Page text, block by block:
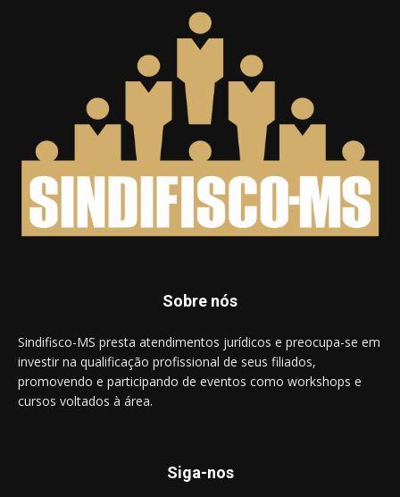
Sobre nós
Sindifisco-MS presta atendimentos jurídicos e preocupa-se em
investir na qualificação profissional de seus filiados,
promovendo e participando de eventos como workshops e
cursos voltados à área.
Siga-nos